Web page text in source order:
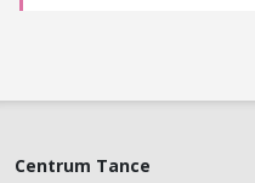
Centrum Tance